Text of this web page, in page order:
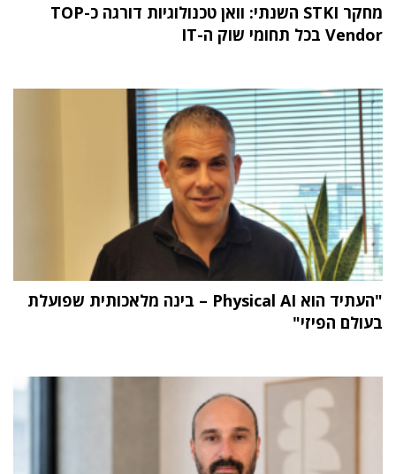
מחקר STKI השנתי: וואן טכנולוגיות דורגה כ-TOP
Vendor בכל תחומי שוק ה-IT
"העתיד הוא Physical AI – בינה מלאכותית שפועלת
בעולם הפיזי"